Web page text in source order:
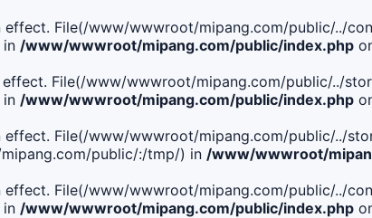
effect. File(/www/wwwroot/mipang.com/public/../
/www/wwwroot/mipang.com/public/index.php
effect. File(/www/wwwroot/mipang.com/public/../
/www/wwwroot/mipang.com/public/index.php
effect. File(/www/wwwroot/mipang.com/public/../
public/:/tmp/) in /www/wwwroot/
effect. File(/www/wwwroot/mipang.com/public/../
/www/wwwroot/mipang.com/public/index.php